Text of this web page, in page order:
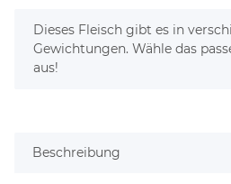
x
Dieses Fleisch gibt es in
Gewichtungen. Wähle das
aus!
Beschreibung